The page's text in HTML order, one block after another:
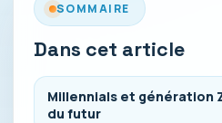
SOMMAIRE
Dans cet article
Millennials et génération
du futur